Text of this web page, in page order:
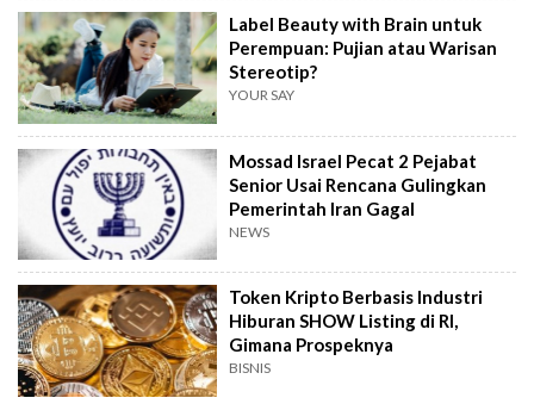
Label Beauty with Brain untuk
Perempuan: Pujian atau Warisan
Stereotip?
YOUR SAY
Mossad Israel Pecat 2 Pejabat
Senior Usai Rencana Gulingkan
Pemerintah Iran Gagal
NEWS
Token Kripto Berbasis Industri
Hiburan SHOW Listing di RI,
Gimana Prospeknya
BISNIS